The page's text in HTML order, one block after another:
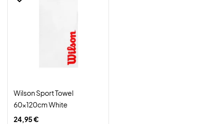
Wilson Sport Towel
60x120cm White
24,95 €